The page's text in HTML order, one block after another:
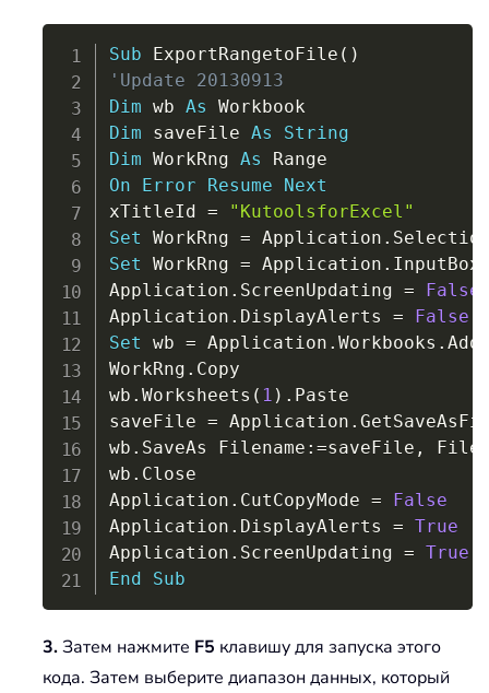
Sub ExportRangetoFile ( )
'Update 20130913
Dim wb As
Dim saveFile As
String
Dim WorkRng As
On
Error Resume
Next
xTitleId =
"KutoolsforExcel"
Set WorkRng = Application .
Set WorkRng = Application . InputBox
Application . ScreenUpdating =
False
Application . DisplayAlerts =
False
Set wb = Application . Workbooks . Add
WorkRng . Copy
wb . Worksheets ( 1 ) . Paste
saveFile = Application .
wb . SaveAs Filename : =saveFile ,
wb . Close
Application . CutCopyMode =
False
Application . DisplayAlerts = True
Application . ScreenUpdating = True
End
Sub
3.Затем нажмите F5 клавишу для запуска этого
кода. Затем выберите диапазон данных, который